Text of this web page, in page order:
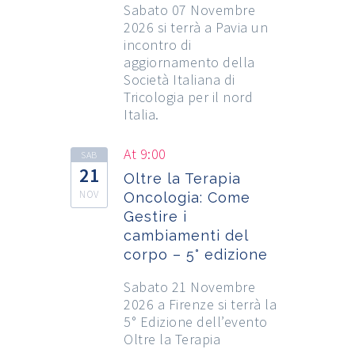
Sabato 07 Novembre
2026 si terrà a Pavia un
incontro di
aggiornamento della
Società Italiana di
Tricologia per il nord
Italia.
SAB
21
NOV
At 9:00
Oltre la Terapia
Oncologia: Come
Gestire i
cambiamenti del
corpo – 5° edizione
Sabato 21 Novembre
2026 a Firenze si terrà la
5° Edizione dell’evento
Oltre la Terapia